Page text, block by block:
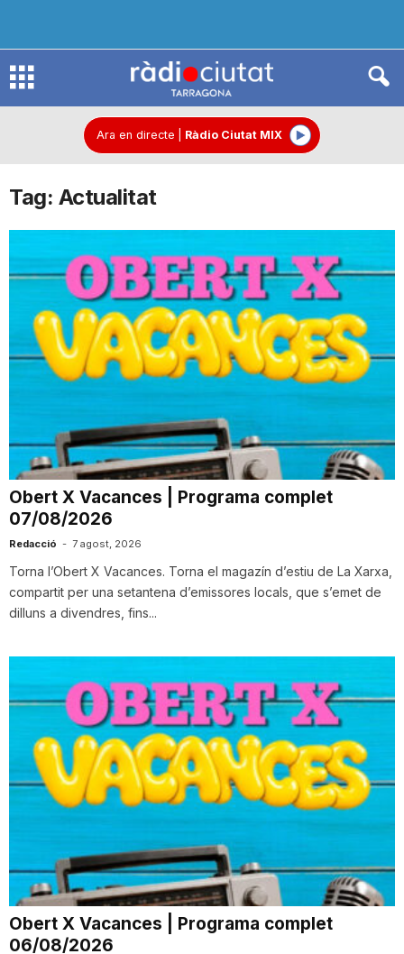
R
d
o
C
u
t
a
t
d
e
a
r
Ara en directe Ràdio Ciutat MIX
Tag: Actualitat
Obert X Vacances | Programa complet
07/08/2026
Redacció - 7 agost, 2026
Torna l’Obert X Vacances. Torna el magazín d’estiu de La Xarxa,
compartit per una setantena d’emissores locals, que s’emet de
dilluns a divendres, fins...
Obert X Vacances | Programa complet
06/08/2026